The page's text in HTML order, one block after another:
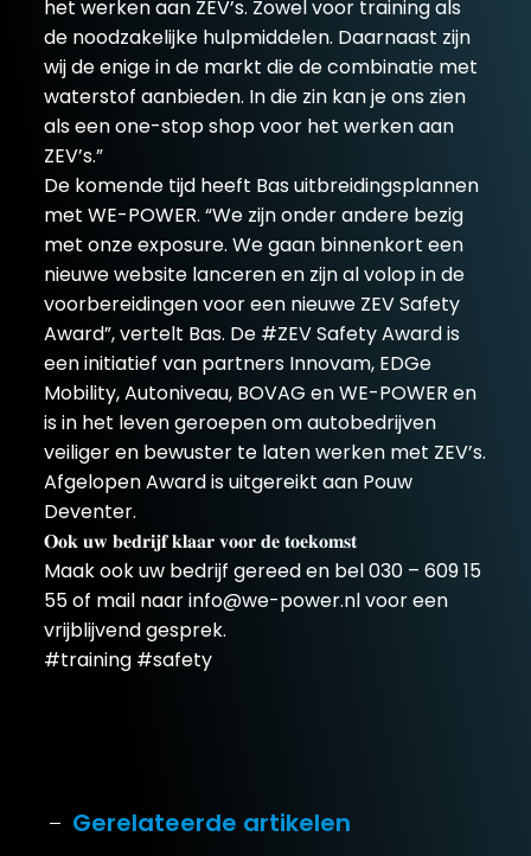
het werken aan ZEV’s. Zowel voor training als
de noodzakelijke hulpmiddelen. Daarnaast zijn
wij de enige in de markt die de combinatie met
waterstof aanbieden. In die zin kan je ons zien
als een one-stop shop voor het werken aan
ZEV’s.”
De komende tijd heeft Bas uitbreidingsplannen
met WE-POWER. “We zijn onder andere bezig
met onze exposure. We gaan binnenkort een
nieuwe website lanceren en zijn al volop in de
voorbereidingen voor een nieuwe ZEV Safety
Award”, vertelt Bas. De #ZEV Safety Award is
een initiatief van partners Innovam, EDGe
Mobility, Autoniveau, BOVAG en WE-POWER en
is in het leven geroepen om autobedrijven
veiliger en bewuster te laten werken met ZEV’s.
Afgelopen Award is uitgereikt aan Pouw
Deventer.
𝐎𝐨𝐤 𝐮𝐰 𝐛𝐞𝐝𝐫𝐢𝐣𝐟 𝐤𝐥𝐚𝐚𝐫 𝐯𝐨𝐨𝐫 𝐝𝐞 𝐭𝐨𝐞𝐤𝐨𝐦𝐬𝐭
Maak ook uw bedrijf gereed en bel 030 – 609 15
55 of mail naar info@we-power.nl voor een
vrijblijvend gesprek.
#training #safety
Gerelateerde artikelen